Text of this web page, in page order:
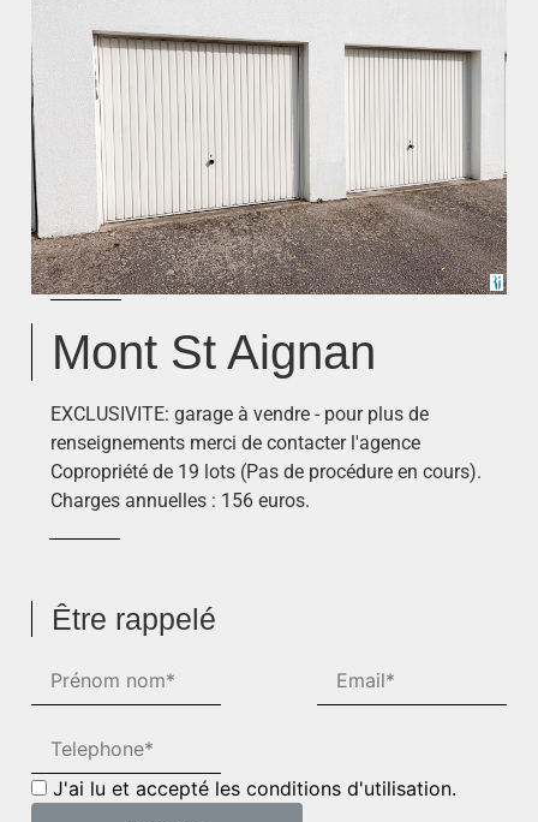
Mont St Aignan
EXCLUSIVITE: garage à vendre - pour plus de
renseignements merci de contacter l'agence
Copropriété de 19 lots (Pas de procédure en cours).
Charges annuelles : 156 euros.
Être rappelé
J'ai lu et accepté les conditions d'utilisation.